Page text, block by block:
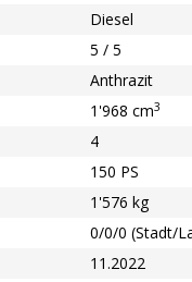
Diesel
5 / 5
Anthrazit
1'968 cm3
4
150 PS
1'576 kg
0/0/0 (Stadt/
11.2022